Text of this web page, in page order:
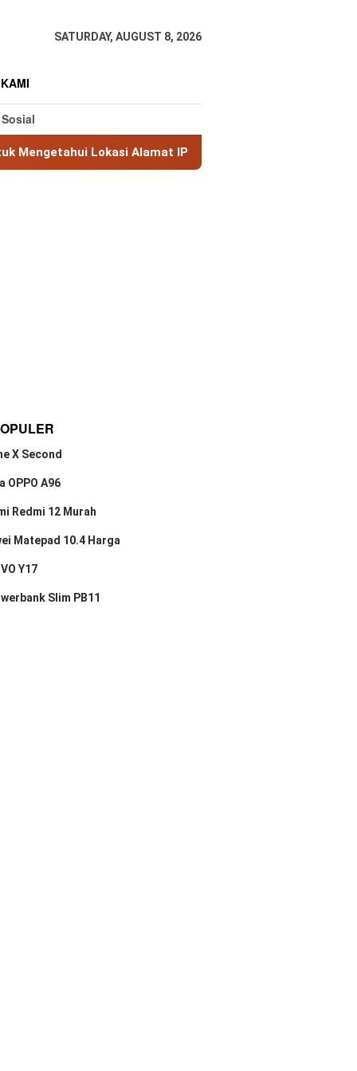
SATURDAY, AUGUST 8, 2026
Alamat IP MaxMind GeoLite: Database
X Second
OPPO A96
Redmi 12 Murah
Matepad 10.4 Harga
Y17
Slim PB11